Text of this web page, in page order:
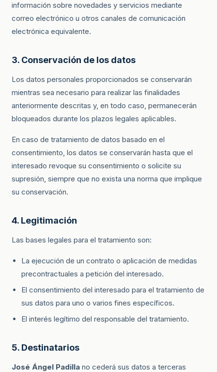
información sobre novedades y servicios mediante
correo electrónico u otros canales de comunicación
electrónica equivalente.
3. Conservación de los datos
Los datos personales proporcionados se conservarán
mientras sea necesario para realizar las finalidades
anteriormente descritas y, en todo caso, permanecerán
bloqueados durante los plazos legales aplicables.
En caso de tratamiento de datos basado en el
consentimiento, los datos se conservarán hasta que el
interesado revoque su consentimiento o solicite su
supresión, siempre que no exista una norma que implique
su conservación.
4. Legitimación
Las bases legales para el tratamiento son:
La ejecución de un contrato o aplicación de medidas
precontractuales a petición del interesado.
El consentimiento del interesado para el tratamiento de
sus datos para uno o varios fines específicos.
El interés legítimo del responsable del tratamiento.
5. Destinatarios
José Ángel Padilla no cederá sus datos a terceras